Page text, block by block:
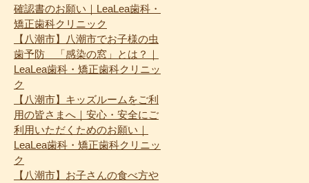
確認書のお願い｜LeaLea歯科・
矯正歯科クリニック
【八潮市】八潮市でお子様の虫
歯予防 「感染の窓」とは？｜
LeaLea歯科・矯正歯科クリニッ
ク
【八潮市】キッズルームをご利
用の皆さまへ｜安心・安全にご
利用いただくためのお願い｜
LeaLea歯科・矯正歯科クリニッ
ク
【八潮市】お子さんの食べ方や